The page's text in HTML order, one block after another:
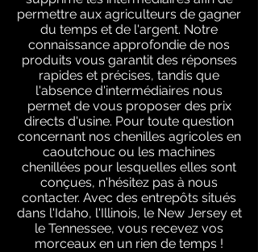
permettre aux agriculteurs de gagner
du temps et de l'argent. Notre
connaissance approfondie de nos
produits vous garantit des réponses
rapides et précises, tandis que
l'absence d'intermédiaires nous
permet de vous proposer des prix
directs d'usine. Pour toute question
concernant nos chenilles agricoles en
caoutchouc ou les machines
chenillées pour lesquelles elles sont
conçues, n'hésitez pas à nous
contacter. Avec des entrepôts situés
dans l'Idaho, l'Illinois, le New Jersey et
le Tennessee, vous recevez vos
morceaux en un rien de temps !